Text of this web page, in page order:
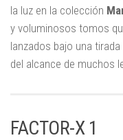
la luz en la colección
y voluminosos tomos
lanzados bajo una
del alcance de muchos
FACTOR-X 1